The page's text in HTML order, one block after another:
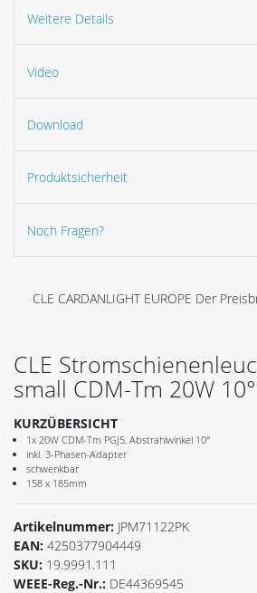
Weitere Details
Video
Download
Produktsicherheit
Noch Fragen?
CLE CARDANLIGHT EUROPE Der
CLE
small CDM-Tm 20W
KURZÜBERSICHT
1x 20W CDM-Tm PGJ5, Abstrahlwinkel 10°
inkl. 3-Phasen-Adapter
schwenkbar
158 x 185mm
Artikelnummer: JPM71122PK
EAN: 4250377904449
SKU: 19.9991.111
WEEE-Reg.-Nr.: DE44369545